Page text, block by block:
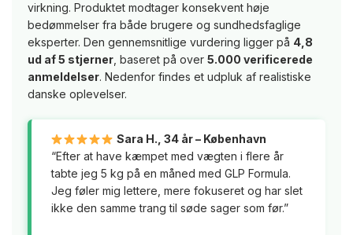
virkning. Produktet modtager konsekvent høje
bedømmelser fra både brugere og sundhedsfaglige
eksperter. Den gennemsnitlige vurdering ligger på 4,8
ud af 5 stjerner , baseret på over 5.000 verificerede
anmeldelser. Nedenfor findes et udpluk af realistiske
danske oplevelser.
Sara H., 34 år – København
“Efter at have kæmpet med vægten i flere år
tabte jeg 5 kg på en måned med GLP Formula.
Jeg føler mig lettere, mere fokuseret og har slet
ikke den samme trang til søde sager som før.”